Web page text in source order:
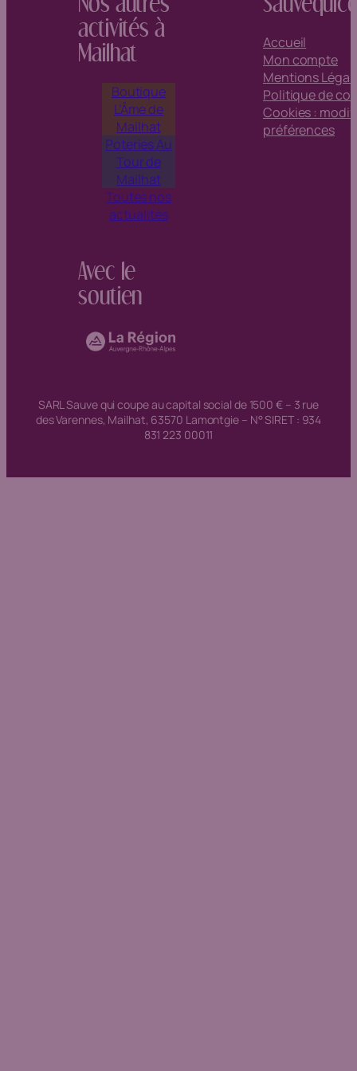
activités à
Mailhat
Boutique
L’Âme de
Mailhat
Poteries Au
Tour de
Mailhat
Toutes nos
actualités
Accueil
Mon compte
Mentions
Politique de
Cookies :
préférences
Avec le
soutien
SARL Sauve qui coupe au capital social de 1500 € – 3 rue
des Varennes, Mailhat, 63570 Lamontgie – N° SIRET : 934
831 223 00011